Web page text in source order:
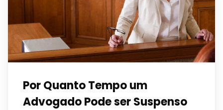
Por Quanto Tempo um
Advogado Pode ser Suspenso